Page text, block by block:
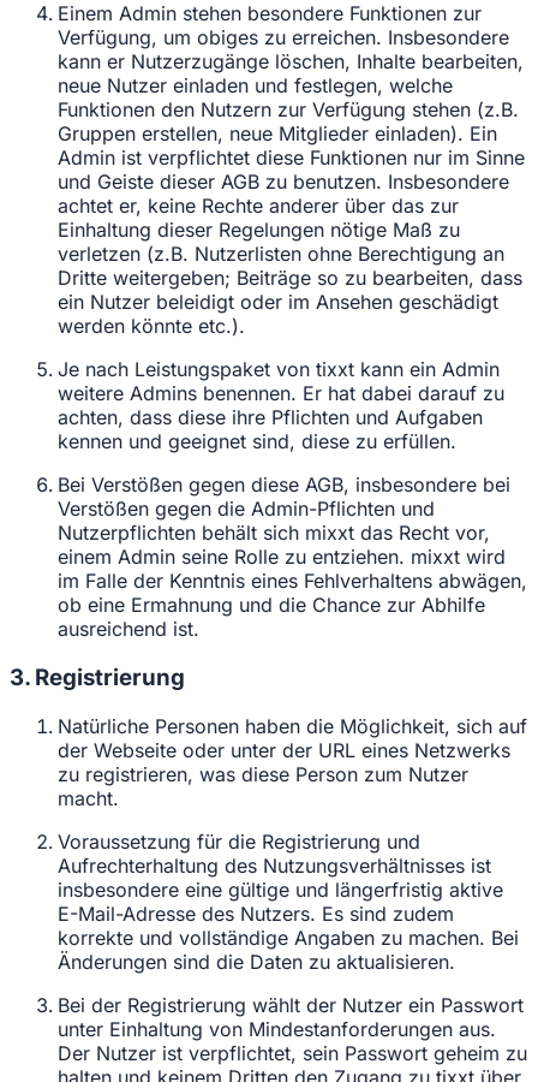
Einem Admin stehen besondere Funktionen zur
Verfügung, um obiges zu erreichen. Insbesondere
kann er Nutzerzugänge löschen, Inhalte bearbeiten,
neue Nutzer einladen und festlegen, welche
Funktionen den Nutzern zur Verfügung stehen (z.B.
Gruppen erstellen, neue Mitglieder einladen). Ein
Admin ist verpflichtet diese Funktionen nur im Sinne
und Geiste dieser AGB zu benutzen. Insbesondere
achtet er, keine Rechte anderer über das zur
Einhaltung dieser Regelungen nötige Maß zu
verletzen (z.B. Nutzerlisten ohne Berechtigung an
Dritte weitergeben; Beiträge so zu bearbeiten, dass
ein Nutzer beleidigt oder im Ansehen geschädigt
werden könnte etc.).
Je nach Leistungspaket von tixxt kann ein Admin
weitere Admins benennen. Er hat dabei darauf zu
achten, dass diese ihre Pflichten und Aufgaben
kennen und geeignet sind, diese zu erfüllen.
Bei Verstößen gegen diese AGB, insbesondere bei
Verstößen gegen die Admin-Pflichten und
Nutzerpflichten behält sich mixxt das Recht vor,
einem Admin seine Rolle zu entziehen. mixxt wird
im Falle der Kenntnis eines Fehlverhaltens abwägen,
ob eine Ermahnung und die Chance zur Abhilfe
ausreichend ist.
3. Registrierung
Natürliche Personen haben die Möglichkeit, sich auf
der Webseite oder unter der URL eines Netzwerks
zu registrieren, was diese Person zum Nutzer
macht.
Voraussetzung für die Registrierung und
Aufrechterhaltung des Nutzungsverhältnisses ist
insbesondere eine gültige und längerfristig aktive
E-Mail-Adresse des Nutzers. Es sind zudem
korrekte und vollständige Angaben zu machen. Bei
Änderungen sind die Daten zu aktualisieren.
Bei der Registrierung wählt der Nutzer ein Passwort
unter Einhaltung von Mindestanforderungen aus.
Der Nutzer ist verpflichtet, sein Passwort geheim zu
halten und keinem Dritten den Zugang zu tixxt über